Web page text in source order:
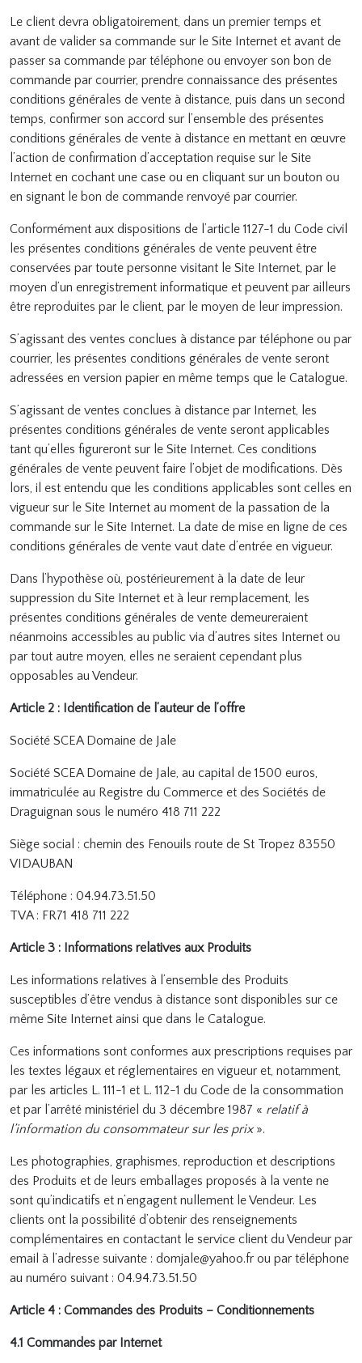
Le client devra obligatoirement, dans un premier temps et
avant de valider sa commande sur le Site Internet et avant de
passer sa commande par téléphone ou envoyer son bon de
commande par courrier, prendre connaissance des présentes
conditions générales de vente à distance, puis dans un second
temps, confirmer son accord sur l’ensemble des présentes
conditions générales de vente à distance en mettant en œuvre
l’action de confirmation d’acceptation requise sur le Site
Internet en cochant une case ou en cliquant sur un bouton ou
en signant le bon de commande renvoyé par courrier.
Conformément aux dispositions de l’article 1127-1 du Code civil
les présentes conditions générales de vente peuvent être
conservées par toute personne visitant le Site Internet, par le
moyen d’un enregistrement informatique et peuvent par ailleurs
être reproduites par le client, par le moyen de leur impression.
S’agissant des ventes conclues à distance par téléphone ou par
courrier, les présentes conditions générales de vente seront
adressées en version papier en même temps que le Catalogue.
S’agissant de ventes conclues à distance par Internet, les
présentes conditions générales de vente seront applicables
tant qu’elles figureront sur le Site Internet. Ces conditions
générales de vente peuvent faire l’objet de modifications. Dès
lors, il est entendu que les conditions applicables sont celles en
vigueur sur le Site Internet au moment de la passation de la
commande sur le Site Internet. La date de mise en ligne de ces
conditions générales de vente vaut date d’entrée en vigueur.
Dans l’hypothèse où, postérieurement à la date de leur
suppression du Site Internet et à leur remplacement, les
présentes conditions générales de vente demeureraient
néanmoins accessibles au public via d’autres sites Internet ou
par tout autre moyen, elles ne seraient cependant plus
opposables au Vendeur.
Article 2 : Identification de l’auteur de l’offre
Société SCEA Domaine de Jale
Société SCEA Domaine de Jale, au capital de 1500 euros,
immatriculée au Registre du Commerce et des Sociétés de
Draguignan sous le numéro 418 711 222
Siège social : chemin des Fenouils route de St Tropez 83550
VIDAUBAN
Téléphone : 04.94.73.51.50
TVA : FR71 418 711 222
Article 3 : Informations relatives aux Produits
Les informations relatives à l’ensemble des Produits
susceptibles d’être vendus à distance sont disponibles sur ce
même Site Internet ainsi que dans le Catalogue.
Ces informations sont conformes aux prescriptions requises par
les textes légaux et réglementaires en vigueur et, notamment,
par les articles L. 111-1 et L. 112-1 du Code de la consommation
et par l’arrêté ministériel du 3 décembre 1987 « relatif à
l’information du consommateur sur les prix».
Les photographies, graphismes, reproduction et descriptions
des Produits et de leurs emballages proposés à la vente ne
sont qu’indicatifs et n’engagent nullement le Vendeur. Les
clients ont la possibilité d’obtenir des renseignements
complémentaires en contactant le service client du Vendeur par
email à l’adresse suivante : domjale@yahoo.fr ou par téléphone
au numéro suivant : 04.94.73.51.50
Article 4 : Commandes des Produits – Conditionnements
4.1 Commandes par Internet